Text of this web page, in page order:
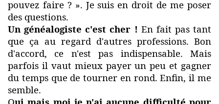
pouvez faire ? ». Je suis en droit de me poser
des questions.
Un généalogiste c'est cher ! En fait pas tant
que ça au regard d'autres professions. Bon
d'accord, ce n'est pas indispensable. Mais
parfois il vaut mieux payer un peu et gagner
du temps que de tourner en rond. Enfin, il me
semble.